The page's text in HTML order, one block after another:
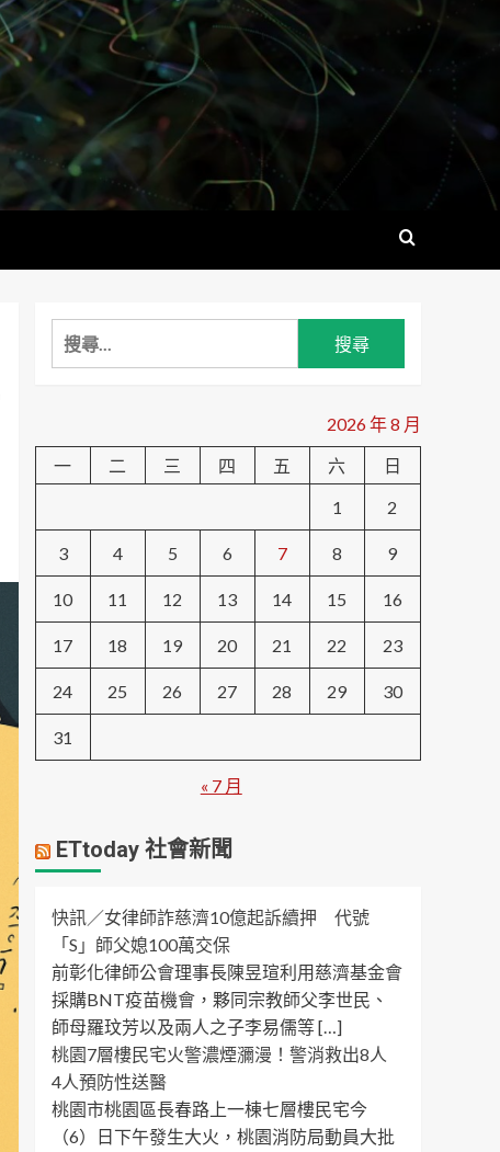
搜
尋
字:
2026 年 8 月
一
二 三 四 五 六
日
1
2
3 4 5 6 7 8 9
10 11 12 13 14 15 16
17 18 19 20 21 22 23
24 25 26 27 28 29 30
31
« 7 月
ETtoday 社會新聞
快訊／女律師詐慈濟10億起訴續押 代號
「S」師父媳100萬交保
前彰化律師公會理事長陳昱瑄利用慈濟基金會
採購BNT疫苗機會，夥同宗教師父李世民、
師母羅玟芳以及兩人之子李易儒等 […]
桃園7層樓民宅火警濃煙瀰漫！警消救出8人
4人預防性送醫
桃園市桃園區長春路上一棟七層樓民宅今
（6）日下午發生大火，桃園消防局動員大批